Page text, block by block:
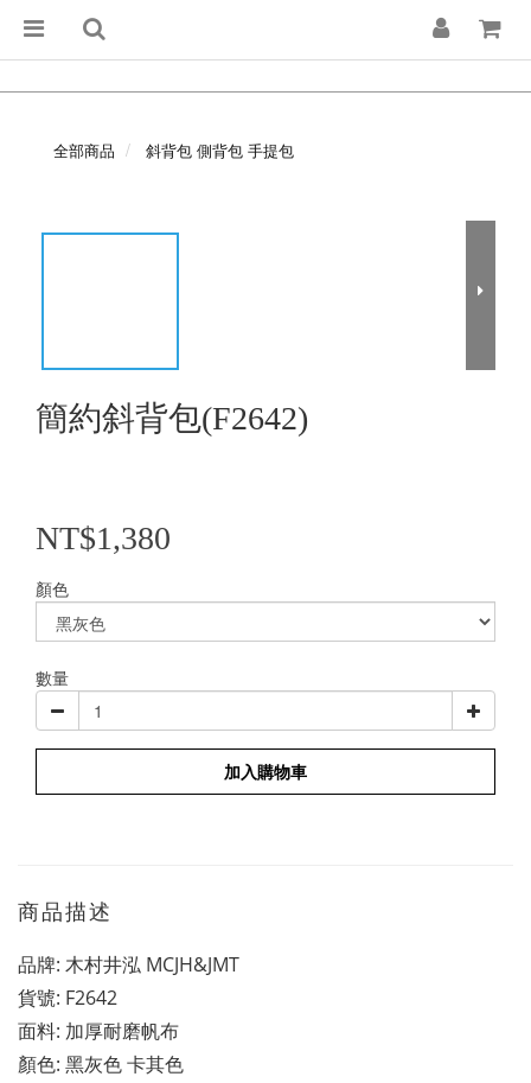
全部商品 斜背包 側背包 手提包
簡約斜背包(F2642)
NT$1,380
顏色
數量
加入購物車
商品描述
品牌: 木村井泓 MCJH&JMT
貨號: F2642
面料: 加厚耐磨帆布
顏色: 黑灰色 卡其色